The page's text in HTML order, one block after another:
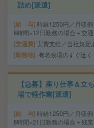
詰め[派遣]
給 与 時給1250円／月収
8時間×12日勤務の場合＋交
交通費 実費支給／当社規定
勤務地 有名牧場のすぐ近く
【急募】座り仕事＆立
場で軽作業[派遣]
給 与 時給1250円／月収
8時間×21日勤務の場合＋残